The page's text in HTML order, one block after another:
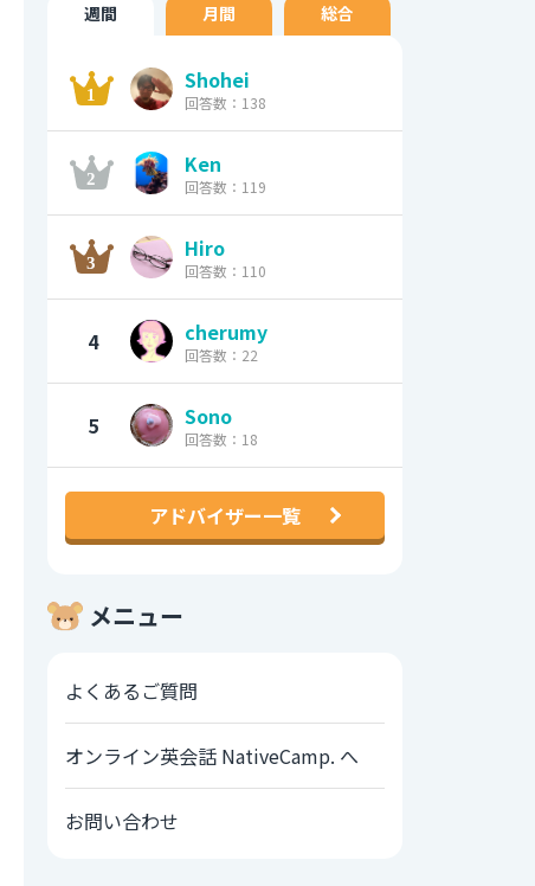
週間 月間 総合
Shohei
回答数：138
Ken
回答数：119
Hiro
回答数：110
4 cherumy
回答数：22
5 Sono
回答数：18
アドバイザー一覧
メニュー
よくあるご質問
オンライン英会話 NativeCamp. へ
お問い合わせ